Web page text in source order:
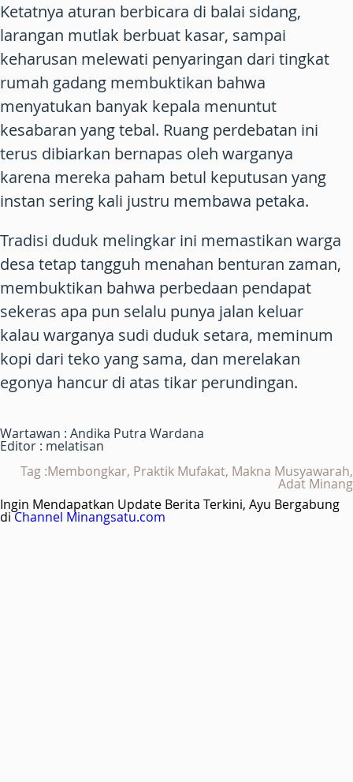
Ketatnya aturan berbicara di balai sidang,
larangan mutlak berbuat kasar, sampai
keharusan melewati penyaringan dari tingkat
rumah gadang membuktikan bahwa
menyatukan banyak kepala menuntut
kesabaran yang tebal. Ruang perdebatan ini
terus dibiarkan bernapas oleh warganya
karena mereka paham betul keputusan yang
instan sering kali justru membawa petaka.
Tradisi duduk melingkar ini memastikan warga
desa tetap tangguh menahan benturan zaman,
membuktikan bahwa perbedaan pendapat
sekeras apa pun selalu punya jalan keluar
kalau warganya sudi duduk setara, meminum
kopi dari teko yang sama, dan merelakan
egonya hancur di atas tikar perundingan.
Wartawan : Andika Putra Wardana
Editor : melatisan
Tag :Membongkar, Praktik Mufakat, Makna Musyawarah,
Adat Minang
Ingin Mendapatkan Update Berita Terkini, Ayu Bergabung
diChannel Minangsatu.com